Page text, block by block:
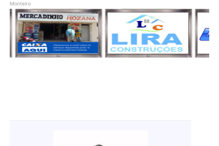
Monteiro